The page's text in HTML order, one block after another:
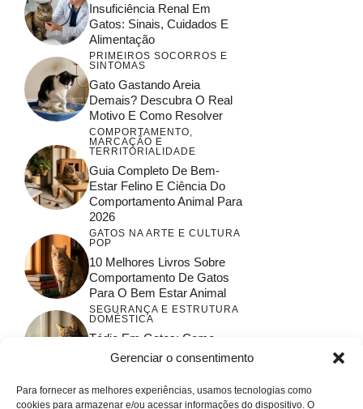
Gerenciar o consentimento
Para fornecer as melhores experiências, usamos tecnologias como
cookies para armazenar e/ou acessar informações do dispositivo. O
Insuficiência Renal Em
Gatos: Sinais, Cuidados E
Alimentação
PRIMEIROS SOCORROS E
SINTOMAS
Gato Gastando Areia
Demais? Descubra O Real
Motivo E Como Resolver
COMPORTAMENTO,
MARCAÇÃO E
TERRITORIALIDADE
Guia Completo De Bem-
Estar Felino E Ciência Do
Comportamento Animal Para
2026
GATOS NA ARTE E CULTURA
POP
10 Melhores Livros Sobre
Comportamento De Gatos
Para O Bem Estar Animal
SEGURANÇA E ESTRUTURA
DOMÉSTICA
Tédio Em Gatos: Como
Garantir O Bem-Estar E A